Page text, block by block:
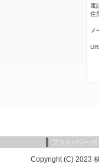
電
住
メ
プライバシーポ
Copyright (C) 2023